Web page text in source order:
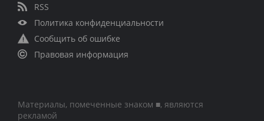
RSS
Политика конфиденциальности
Сообщить об ошибке
Правовая информация
Материалы, помеченные знаком ■, являются
рекламой